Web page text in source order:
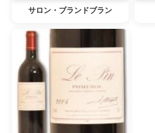
サロン・ブランドブラン